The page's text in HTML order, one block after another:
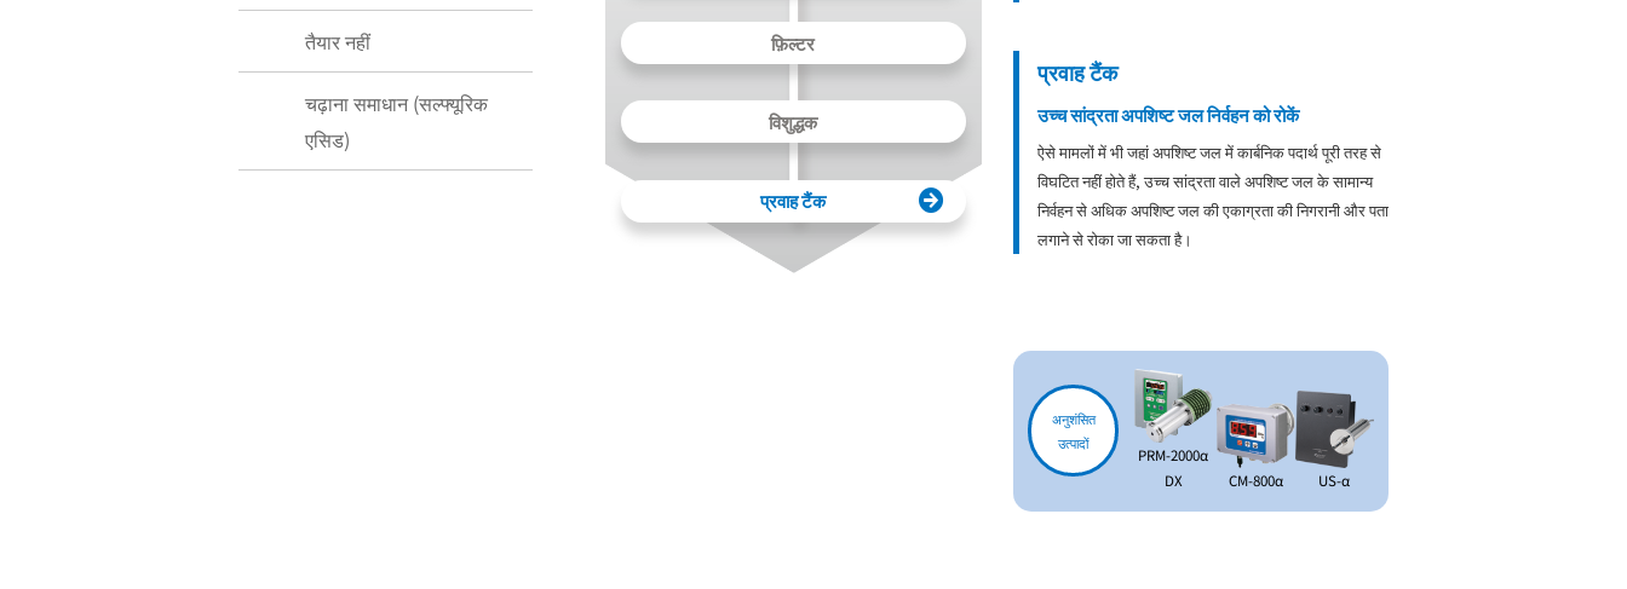
तैयार नहीं
चढ़ाना समाधान (सल्फ्यूरिक
एसिड)
फ़िल्टर
विशुद्धक
प्रवाह टैंक
प्रवाह टैंक
उच्च सांद्रता अपशिष्ट जल निर्वहन को रोकें
ऐसे मामलों में भी जहां अपशिष्ट जल में कार्बनिक पदार्थ पूरी तरह से
विघटित नहीं होते हैं, उच्च सांद्रता वाले अपशिष्ट जल के सामान्य
निर्वहन से अधिक अपशिष्ट जल की एकाग्रता की निगरानी और पता
लगाने से रोका जा सकता है।
अनुशंसित
उत्पादों
PRM-2000α
DX
CM-800α US-α